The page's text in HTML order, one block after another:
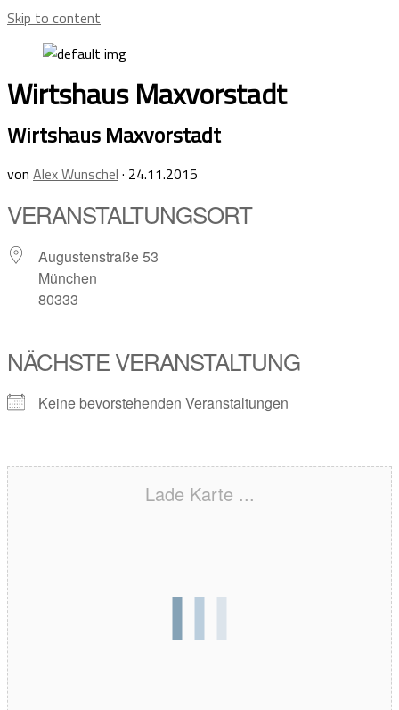
Skip to content
Wirtshaus Maxvorstadt
Wirtshaus Maxvorstadt
von Alex Wunschel · 24.11.2015
VERANSTALTUNGSORT
Augustenstraße 53
München
80333
NÄCHSTE VERANSTALTUNG
Keine bevorstehenden Veranstaltungen
Lade Karte ...